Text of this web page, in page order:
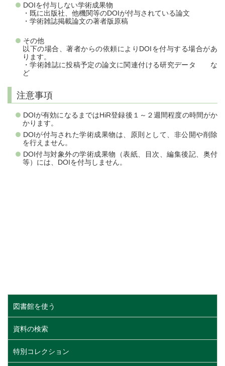
DOIを付与しない学術成果物
・既に出版社、他機関等のDOIが付与されている論文
・学術雑誌掲載論文の著者版原稿
その他
以下の場合、著者からの依頼によりDOIを付与する場合があ
ります。
・学術雑誌に投稿予定の論文に関連付ける研究データ な
ど
注意事項
DOIが有効になるまではHiR登録後１～２週間程度の時間がか
かります。
DOIが付与された学術成果物は、原則として、非公開や削除
を行えません。
DOI付与対象外の学術成果物（表紙、目次、編集後記、奥付
等）には、DOIを付与しません。
図書館を使う
資料の検索
特別コレクション